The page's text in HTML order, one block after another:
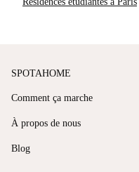
SPOTAHOME
Comment ça marche
À propos de nous
Blog